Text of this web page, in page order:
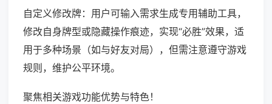
自定义修改牌：用户可输入需求生成专用辅助工具，
修改自身牌型或隐藏操作痕迹，实现“必胜”效果，适
用于多种场景（如与好友对局），但需注意遵守游戏
规则，维护公平环境。
聚焦相关游戏功能优势与特色！